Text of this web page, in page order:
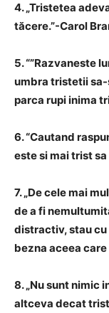
4. „Tristetea
tăcere.”-Carol
5. “”Razvaneste
umbra tristetii sa-
parca rupi inima
6. “Cautand
este si mai trist
7. „De cele mai
de a fi
distractiv, stau cu
bezna aceea care
8. „Nu sunt nimic
altceva decat